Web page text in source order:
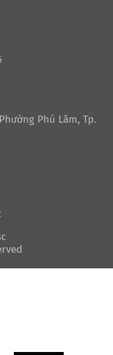
Phú Lâm, Tp.